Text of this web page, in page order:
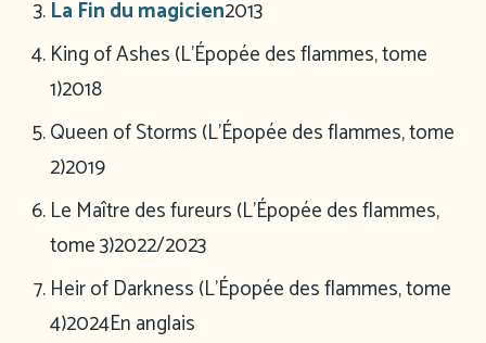
La Fin du magicien2013
King of Ashes (L’Épopée des flammes, tome
1)2018
Queen of Storms (L’Épopée des flammes, tome
2)2019
Le Maître des fureurs (L’Épopée des flammes,
tome 3)2022/2023
Heir of Darkness (L’Épopée des flammes, tome
4)2024En anglais